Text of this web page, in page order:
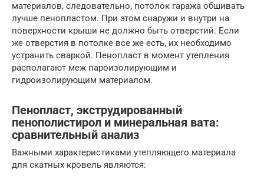
материалов, следовательно, потолок гаража обшивать
лучше пенопластом. При этом снаружи и внутри на
поверхности крыши не должно быть отверстий. Если
же отверстия в потолке все же есть, их необходимо
устранить сваркой. Пенопласт в момент утепления
располагают меж пароизолирующим и
гидроизолирующим материалом.
Пенопласт, экструдированный
пенополистирол и минеральная вата:
сравнительный анализ
Важными характеристиками утепляющего материала
для скатных кровель являются: